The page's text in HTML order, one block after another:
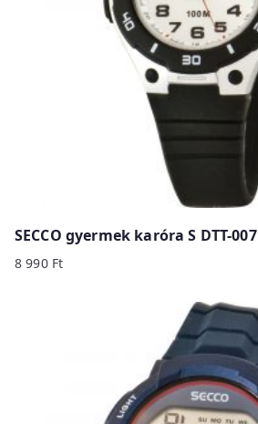
SECCO gyermek karóra S DTT-007
8 990 Ft